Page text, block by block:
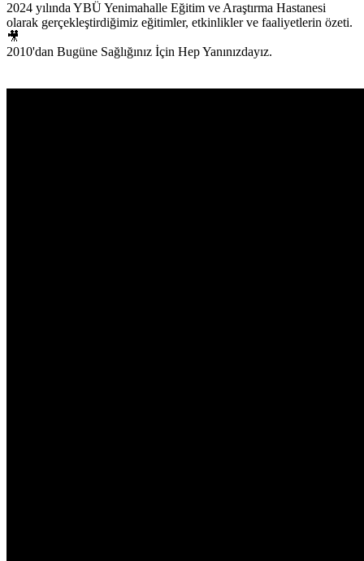
2024 yılında YBÜ Yenimahalle Eğitim ve Araştırma Hastanesi
olarak gerçekleştirdiğimiz eğitimler, etkinlikler ve faaliyetlerin özeti.
🎥
2010'dan Bugüne Sağlığınız İçin Hep Yanınızdayız.